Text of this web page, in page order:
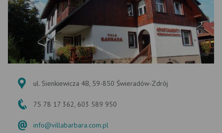
ul. Sienkiewicza 4B, 59-850 Świeradów-Zdrój
75 78 17 362, 603 589 950
info@villabarbara.com.pl